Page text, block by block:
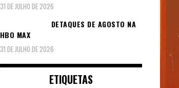
31 DE JULHO DE 2026
DETAQUES DE AGOSTO NA
HBO MAX
31 DE JULHO DE 2026
ETIQUETAS